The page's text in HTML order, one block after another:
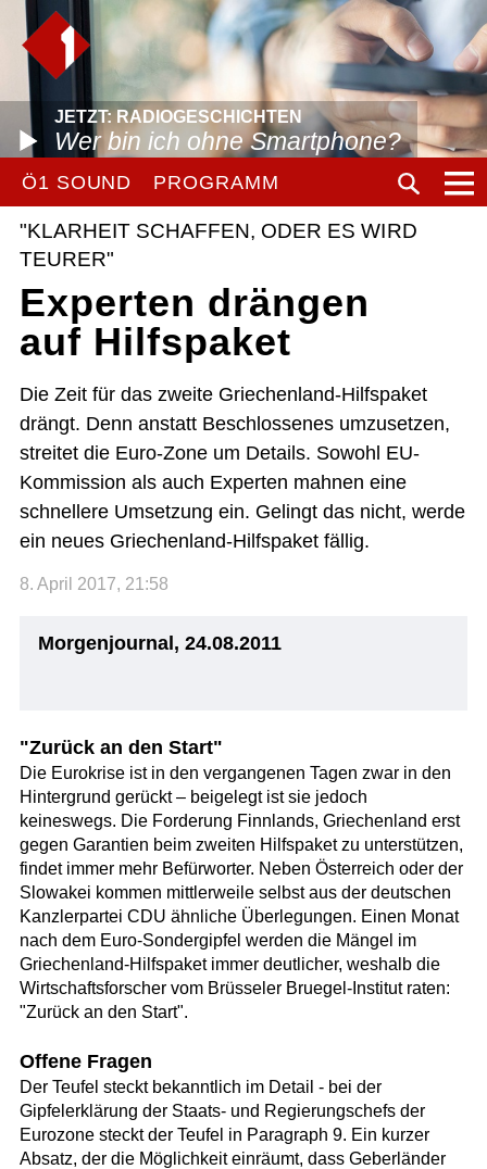
JETZT: RADIOGESCHICHTEN
Wer bin ich ohne Smartphone?
Ö1 SOUND PROGRAMM
"KLARHEIT SCHAFFEN, ODER ES WIRD
TEURER"
Experten drängen
auf Hilfspaket
Die Zeit für das zweite Griechenland-Hilfspaket
drängt. Denn anstatt Beschlossenes umzusetzen,
streitet die Euro-Zone um Details. Sowohl EU-
Kommission als auch Experten mahnen eine
schnellere Umsetzung ein. Gelingt das nicht, werde
ein neues Griechenland-Hilfspaket fällig.
8. April 2017, 21:58
Morgenjournal, 24.08.2011
"Zurück an den Start"
Die Eurokrise ist in den vergangenen Tagen zwar in den
Hintergrund gerückt – beigelegt ist sie jedoch
keineswegs. Die Forderung Finnlands, Griechenland erst
gegen Garantien beim zweiten Hilfspaket zu unterstützen,
findet immer mehr Befürworter. Neben Österreich oder der
Slowakei kommen mittlerweile selbst aus der deutschen
Kanzlerpartei CDU ähnliche Überlegungen. Einen Monat
nach dem Euro-Sondergipfel werden die Mängel im
Griechenland-Hilfspaket immer deutlicher, weshalb die
Wirtschaftsforscher vom Brüsseler Bruegel-Institut raten:
"Zurück an den Start".
Offene Fragen
Der Teufel steckt bekanntlich im Detail - bei der
Gipfelerklärung der Staats- und Regierungschefs der
Eurozone steckt der Teufel in Paragraph 9. Ein kurzer
Absatz, der die Möglichkeit einräumt, dass Geberländer